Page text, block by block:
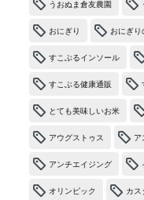
うおぬま倉友農園
おにぎり おにぎり
すこぶるインソール
すこぶる健康通販
とても美味しいお米
アウグストゥス ア
アンチエイジング
オリンピック カス